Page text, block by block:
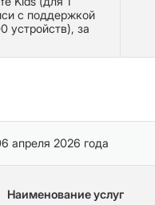
с поддержкой
устройств), за
апреля 2026 года
Наименование услуг